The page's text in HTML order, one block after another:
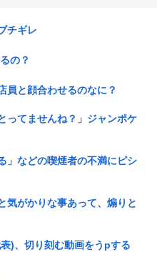
くぞ…」「日本史上最大の事
アニメを超えたのではない
捕 18歳未満女児のわいせつ
ないダンスを披露してしま
チギレ
の？
員と顔合わせるのなに？
ってませんね？」ジャンポケ
」などの喫煙者の不満にピシ
気がかりな事あって、煽りと
)、切り刻む動画をうpする